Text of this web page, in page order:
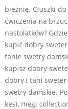
bieżnię. Ciuszki
ćwiczenia na
nastolatków?
kupić dobry
tanie swetry
kupisz dobry
dobry i tani sweter
swetry damskie.
kesi, megi